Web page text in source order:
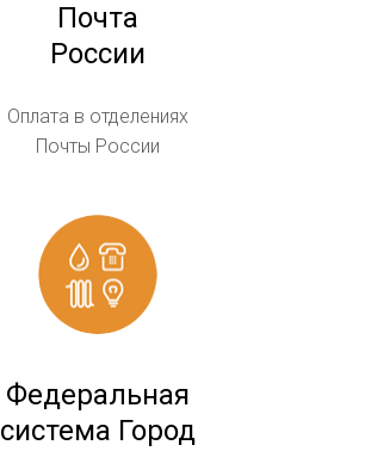
Почта
России
Оплата в отделениях
Почты России
Федеральная
система Город